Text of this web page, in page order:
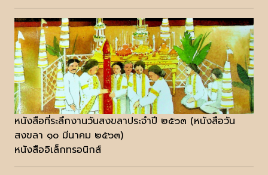
หนังสือที่ระลึกงานวันสงขลาประจำปี ๒๕๖๓ (หนังสือวัน
สงขลา ๑๐ มีนาคม ๒๕๖๓)
หนังสืออิเล็กทรอนิกส์